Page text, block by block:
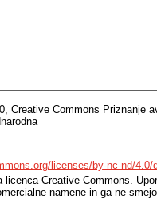
Creative Commons Priznanje
licenses/by-nc-nd/4.0/
licenca Creative Commons.
namene in ga ne